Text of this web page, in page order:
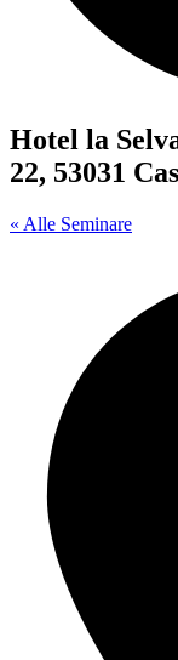
Hotel la
22, 53031
« Alle Seminare